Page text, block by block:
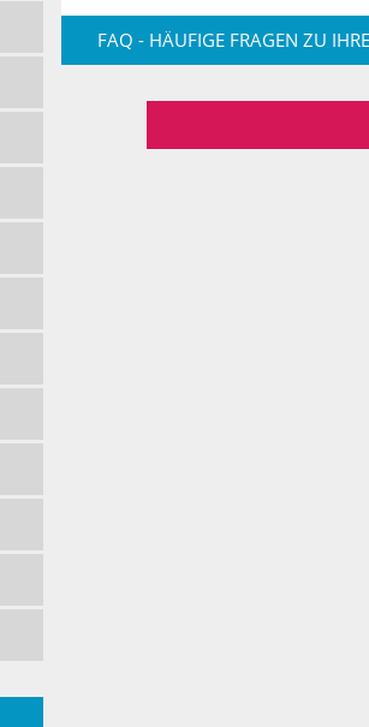
FAQ - HÄUFIGE FRAGEN ZU